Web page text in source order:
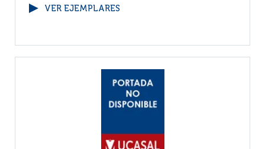
VER EJEMPLARES